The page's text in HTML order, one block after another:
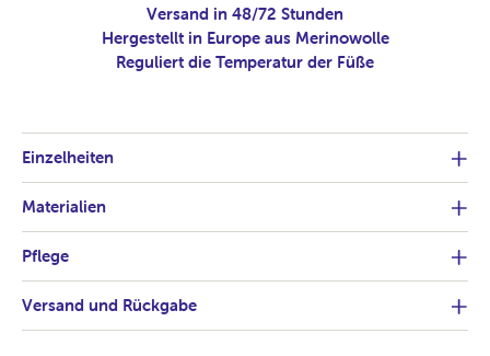
Versand in 48/72 Stunden
Hergestellt in Europe aus Merinowolle
Reguliert die Temperatur der Füße
Einzelheiten
Materialien
Pflege
Versand und Rückgabe